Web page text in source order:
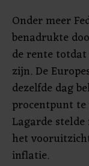
Onder meer
benadrukte
de rente
zijn. De
dezelfde dag
procentpunt
Lagarde
het
inflatie.